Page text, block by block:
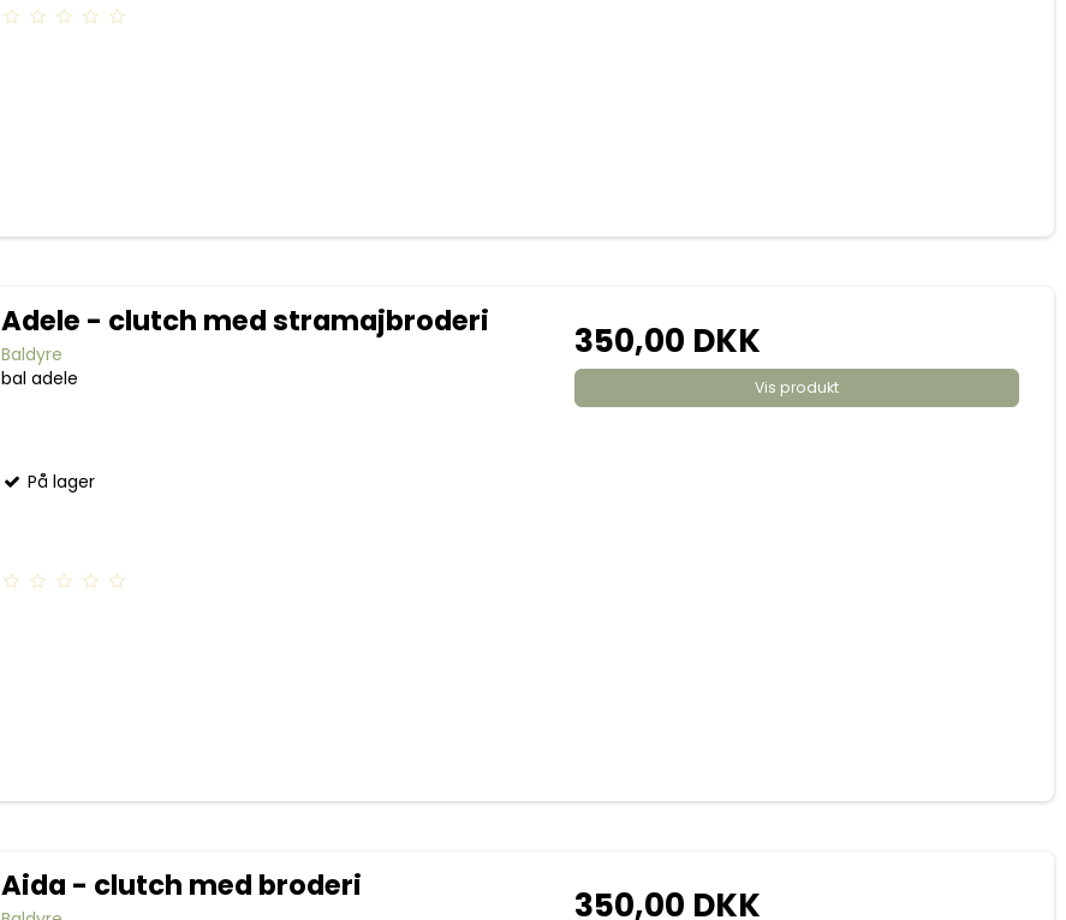
Adele - clutch med stramajbroderi
Baldyre
bal adele
På lager
350,00 DKK
Vis produkt
Aida - clutch med broderi 350,00 DKK